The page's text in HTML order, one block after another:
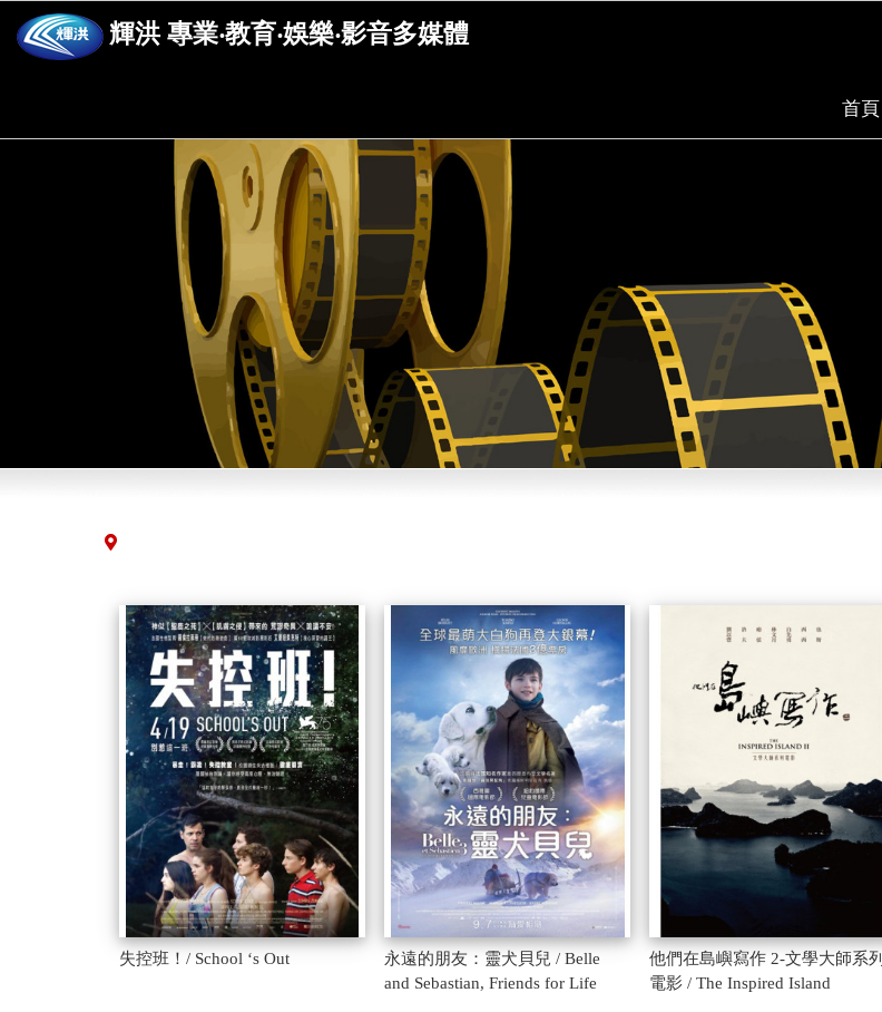
輝洪 專業‧教育‧娛樂‧影音多媒體
首頁
失控班！/ School ‘s Out
永遠的朋友：靈犬貝兒 / Belle
and Sebastian, Friends for Life
他們在島嶼寫作 2-文學大師系列
電影 / The Inspired Island